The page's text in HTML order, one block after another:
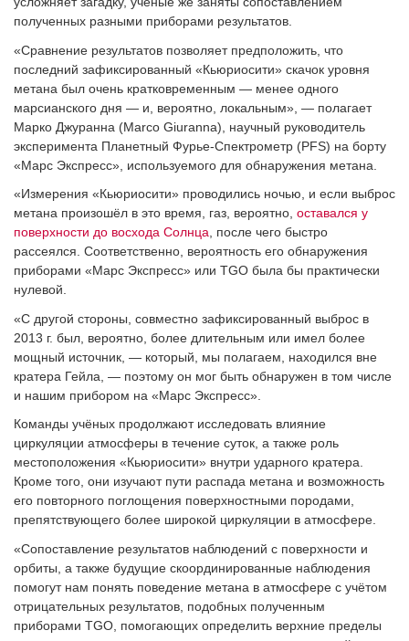
полученных разными приборами результатов.
«Сравнение результатов позволяет предположить, что
последний зафиксированный «Кьюриосити» скачок уровня
метана был очень кратковременным — менее одного
марсианского дня — и, вероятно, локальным», — полагает
Марко Джуранна (Marco Giuranna), научный руководитель
эксперимента Планетный Фурье­-Спектрометр (PFS) на борту
«Марс Экспресс», используемого для обнаружения метана.
«Измерения «Кьюриосити» проводились ночью, и если выброс
метана произошёл в это время, газ, вероятно, оставался у
поверхности до восхода Солнца , после чего быстро
рассеялся. Соответственно, вероятность его обнаружения
приборами «Марс Экспресс» или TGO была бы практически
нулевой.
«С другой стороны, совместно зафиксированный выброс в
2013 г. был, вероятно, более длительным или имел более
мощный источник, — который, мы полагаем, находился вне
кратера Гейла, — поэтому он мог быть обнаружен в том числе
и нашим прибором на «Марс Экспресс».
Команды учёных продолжают исследовать влияние
циркуляции атмосферы в течение суток, а также роль
местоположения «Кьюриосити» внутри ударного кратера.
Кроме того, они изучают пути распада метана и возможность
его повторного поглощения поверхностными породами,
препятствующего более широкой циркуляции в атмосфере.
«Сопоставление результатов наблюдений с поверхности и
орбиты, а также будущие скоординированные наблюдения
помогут нам понять поведение метана в атмосфере с учётом
отрицательных результатов, подобных полученным
приборами TGO, помогающих определить верхние пределы